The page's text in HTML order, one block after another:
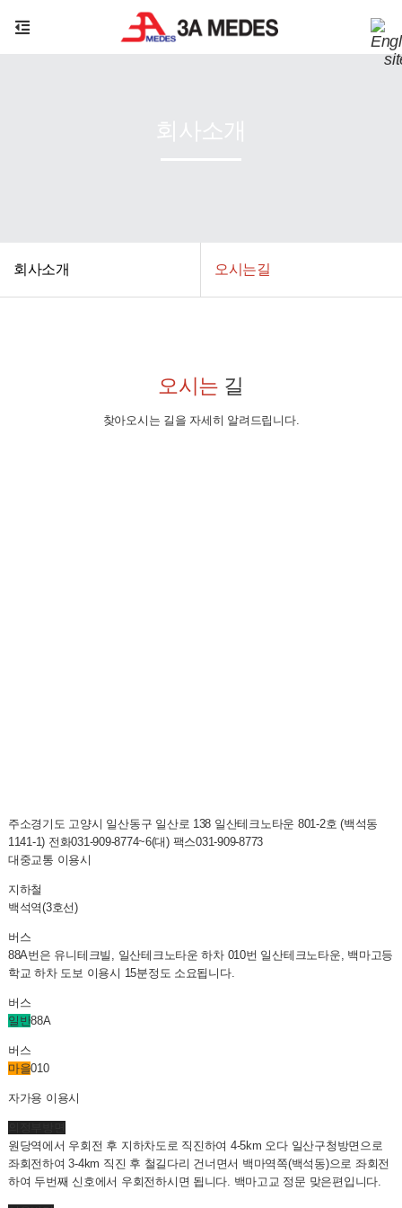
회사소개 오시는길
오시는 길
찾아오시는 길을 자세히 알려드립니다.
주소경기도 고양시 일산동구 일산로 138 일산테크노타운 801-2호 (백석동
1141-1) 전화031-909-8774~6(대) 팩스031-909-8773
대중교통 이용시
지하철
백석역(3호선)
버스
88A번은 유니테크빌, 일산테크노타운 하차 010번 일산테크노타운, 백마고등
학교 하차 도보 이용시 15분정도 소요됩니다.
버스
일반88A
버스
마을010
자가용 이용시
원당역에서 우회전 후 지하차도로 직진하여 4-5km 오다 일산구청방면으로
좌회전하여 3-4km 직진 후 철길다리 건너면서 백마역쪽(백석동)으로 좌회전
하여 두번째 신호에서 우회전하시면 됩니다. 백마고교 정문 맞은편입니다.